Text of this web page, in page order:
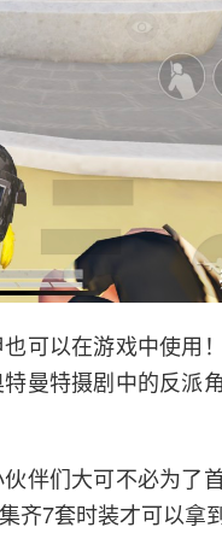
可以在游戏中使用
曼特摄剧中的反派
伴们大可不必为了
齐7套时装才可以拿